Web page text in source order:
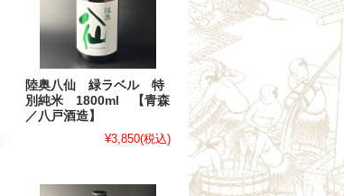
陸奥八仙 緑ラベル 特
別純米 1800ml 【青森
／八戸酒造】
¥3,850(税込)